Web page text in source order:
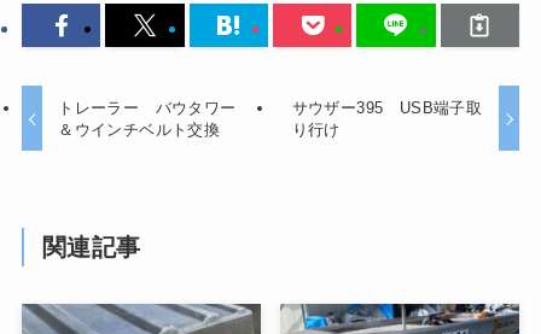
トレーラー バウタワー
＆ウインチベルト交換
サウザー395 USB端子取
り行け
関連記事